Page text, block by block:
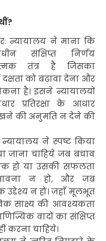
?
न्यायालय ने माना कि
संक्षिप्त निर्णय
तंत्र है जिसका
दक्षता को बढ़ावा देना और
है। इसने न्यायालयों
प्रतिरक्षा के आधार
की अनुमति न देने की
ने स्पष्ट किया
जाना चाहिये जब बचाव
हो या उसकी सफलता
न हो, और जब
उद्देश्य न हो। जहाँ मूलभूत
साक्ष्य की आवश्यकता
वादों का संक्षिप्त
करना चाहिये।